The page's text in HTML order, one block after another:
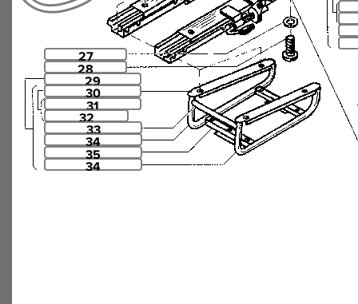
27
28
29
30
31
32
33
34
34
35